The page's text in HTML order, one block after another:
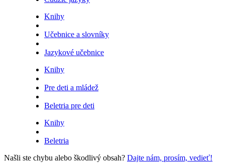
Knihy
Učebnice a slovníky
Jazykové učebnice
Knihy
Pre deti a mládež
Beletria pre deti
Knihy
Beletria
Našli ste chybu alebo škodlivý obsah? Dajte nám, prosím, vedieť!